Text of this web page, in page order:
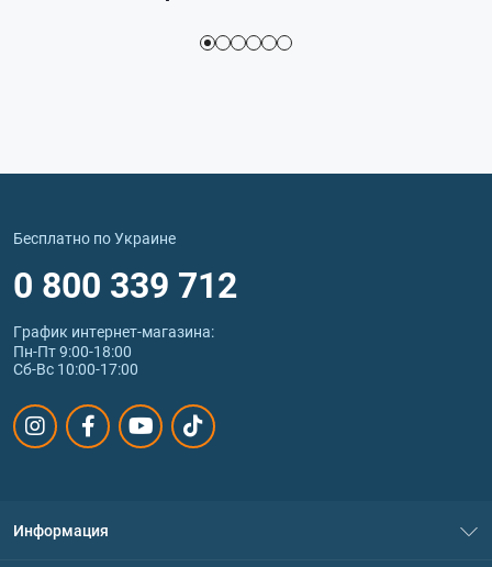
Бесплатно по Украине
0 800 339 712
График интернет‑магазина:
Пн-Пт 9:00-18:00
Сб-Вс 10:00-17:00
Информация